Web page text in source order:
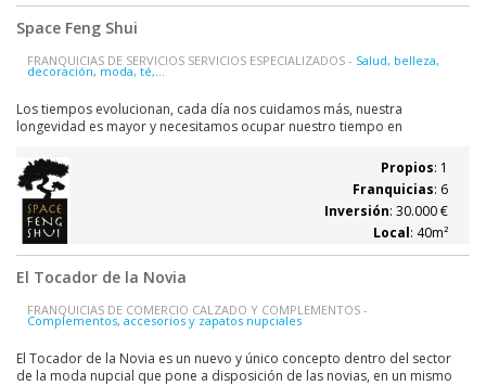
Space Feng Shui
FRANQUICIAS DE SERVICIOS SERVICIOS ESPECIALIZADOS - Salud, belleza,
decoración, moda, té,...
Los tiempos evolucionan, cada día nos cuidamos más, nuestra
longevidad es mayor y necesitamos ocupar nuestro tiempo en
chi, shiatsu, danza del vientre, masajes, feng-shui o cocina al Wock
ocuparán nuestro tiempo. Los...
Propios: 1
Franquicias: 6
Inversión: 30.000 €
Local: 40m²
El Tocador de la Novia
FRANQUICIAS DE COMERCIO CALZADO Y COMPLEMENTOS -
Complementos, accesorios y zapatos nupciales
El Tocador de la Novia es un nuevo y único concepto dentro del sector
de la moda nupcial que pone a disposición de las novias, en un mismo